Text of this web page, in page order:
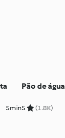
5min
Pão de água
5 (1.8K)